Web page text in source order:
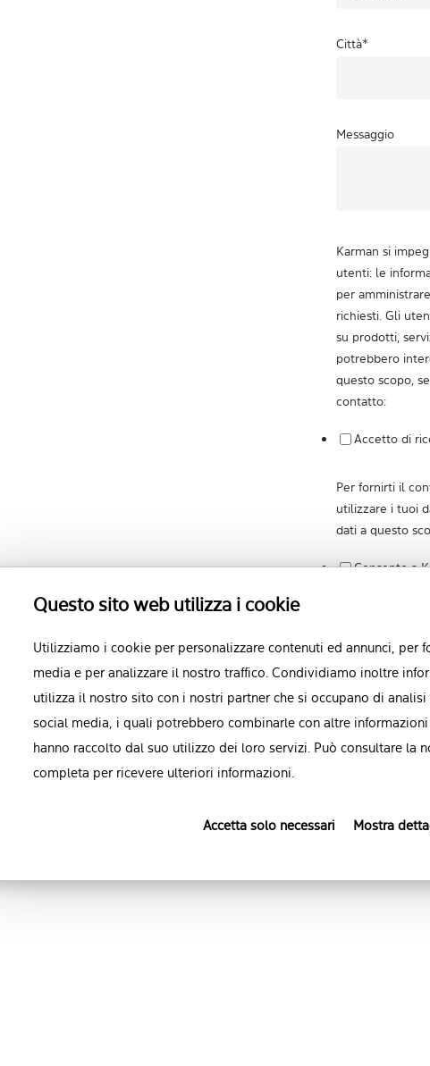
Questo sito web utilizza i cookie
Utilizziamo i cookie per personalizzare contenuti ed annunci, per
media e per analizzare il nostro traffico. Condividiamo inoltre
utilizza il nostro sito con i nostri partner che si occupano di
social media, i quali potrebbero combinarle con altre
hanno raccolto dal suo utilizzo dei loro servizi. Può consultare la
completa per ricevere ulteriori informazioni.
Accetta solo necessari Mostra
Città*
Messaggio
Karman si
utenti: le
per
richiesti. Gli
su prodotti,
potrebbero
questo scopo,
contatto:
Accetto di
Per fornirti il
utilizzare i tuoi
dati a questo
Consento a
Puoi annullare
momento. Per
operazione,
indicazioni su
Informativa sulla